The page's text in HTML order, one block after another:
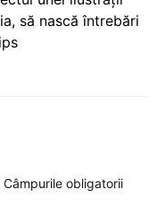
să nască întrebări
Câmpurile obligatorii